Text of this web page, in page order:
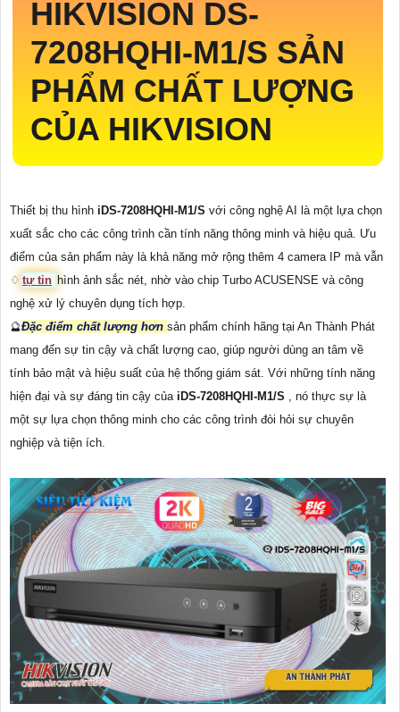
HIKVISION DS-
7208HQHI-M1/S SẢN
PHẨM CHẤT LƯỢNG
CỦA HIKVISION
Thiết bị thu hình iDS-7208HQHI-M1/S với công nghệ AI là một lựa chọn
xuất sắc cho các công trình cần tính năng thông minh và hiệu quả. Ưu
điểm của sản phẩm này là khả năng mở rộng thêm 4 camera IP mà vẫn
♢ tự tin hình ảnh sắc nét, nhờ vào chip Turbo ACUSENSE và công
nghệ xử lý chuyên dụng tích hợp.
🔮Đặc điểm chất lượng hơn sản phẩm chính hãng tại An Thành Phát
mang đến sự tin cậy và chất lượng cao, giúp người dùng an tâm về
tính bảo mật và hiệu suất của hệ thống giám sát. Với những tính năng
hiện đại và sự đáng tin cậy của iDS-7208HQHI-M1/S , nó thực sự là
một sự lựa chọn thông minh cho các công trình đòi hỏi sự chuyên
nghiệp và tiện ích.